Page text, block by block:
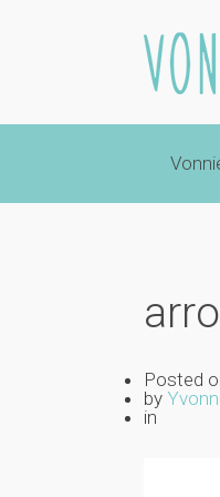
Posted
by
in